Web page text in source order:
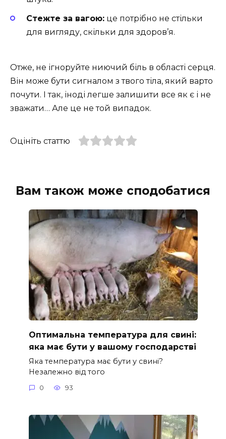
Стежте за вагою: це потрібно не стільки
для вигляду, скільки для здоров’я.
Отже, не ігноруйте ниючий біль в області серця.
Він може бути сигналом з твого тіла, який варто
почути. І так, іноді легше залишити все як є і не
зважати… Але це не той випадок.
Оцініть статтю
Вам також може сподобатися
Оптимальна температура для свині:
яка має бути у вашому господарстві
Яка температура має бути у свині?
Незалежно від того
0 93